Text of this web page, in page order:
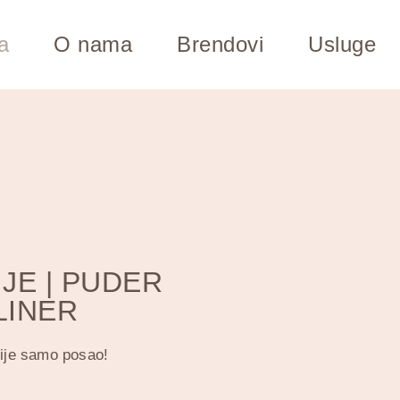
O nama Brendovi Usluge
| PUDER
samo posao!